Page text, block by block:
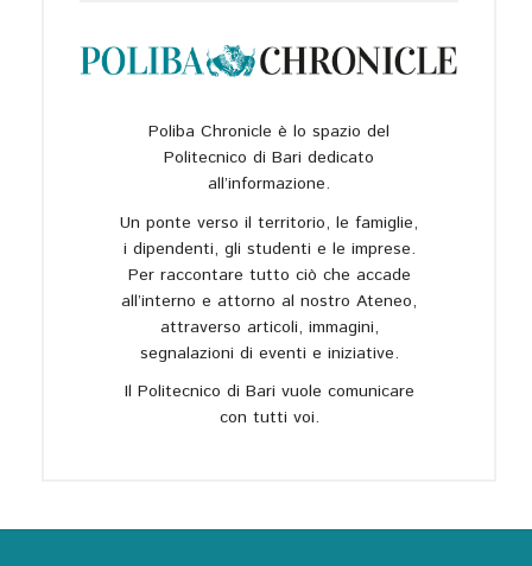
Poliba Chronicle è lo spazio del
Politecnico di Bari dedicato
all’informazione.
Un ponte verso il territorio, le famiglie,
i dipendenti, gli studenti e le imprese.
Per raccontare tutto ciò che accade
all’interno e attorno al nostro Ateneo,
attraverso articoli, immagini,
segnalazioni di eventi e iniziative.
Il Politecnico di Bari vuole comunicare
con tutti voi.